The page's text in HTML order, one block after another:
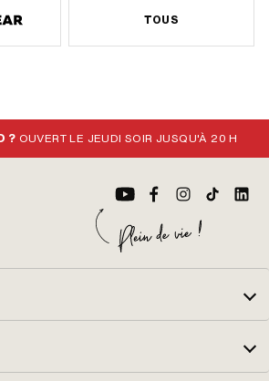
TOUS
? OUVERT LE JEUDI SOIR JUSQU'À 20 H